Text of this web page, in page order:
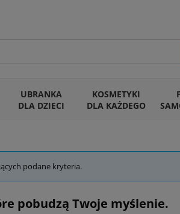
UBRANKA
DLA DZIECI
KOSMETYKI
DLA KAŻDEGO
podane kryteria.
pobudzą Twoje myślenie.